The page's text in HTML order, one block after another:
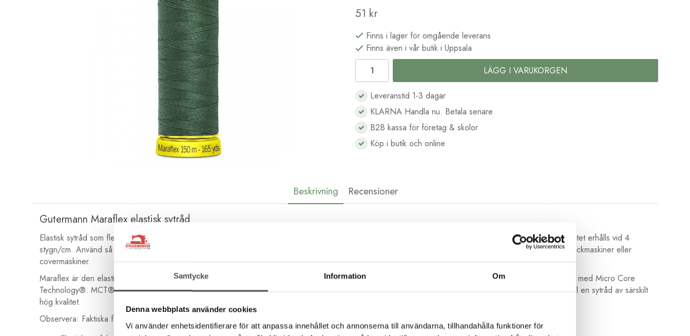
Samtycke Information Om
Denna webbplats använder cookies
Vi använder enhetsidentifierare för att anpassa innehållet och annonserna till användarna, tillhandahålla funktioner för
51 kr
Finns i lager för omgående leverans
Finns även i vår butik i Uppsala
LÄGG I VARUKORGEN
Leveranstid 1-3 dagar
KLARNA Handla nu. Betala senare
B2B kassa för företag & skolor
Köp i butik och online
Beskrivning Recensioner
Gutermann Maraflex elastisk sytråd
Elastisk sytråd som flexar upp till 80% för raksömmar i strechiga tyger. Perfekt för halsringningar, tajta sömmar eller muddar på ben och ärmar. Bästa elastisitet erhålls vid 4
stygn/cm. Använd så låg trådspänning som möjligt för att tråden inte skall sträckas ut innan den hamnar i sömmen. Rekommenderas inte att använas i overlockmaskiner eller
covermaskiner.
Maraflex är den elastiska sytråden från Gütermann för hushållssymaskiner. Liksom de flesta av Gütermann creativ kvalitetssytrådar har Maraflex producerats med Micro Core
Technology®. MCT® är en unika mikrofilament polyesterbaserad kärnspunnen teknologi – Tillverkad i Tyskland. Denna produktion process gör Maraflex till en sytråd av särskilt
hög kvalitet.
Observera: Faktiska färger kan variera från bilden på grund av skillnader i datorinställningar. och olika skärmar.